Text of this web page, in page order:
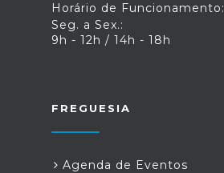
Horário de Funcionamento:
Seg. a Sex.:
9h - 12h / 14h - 18h
FREGUESIA
Agenda de Eventos